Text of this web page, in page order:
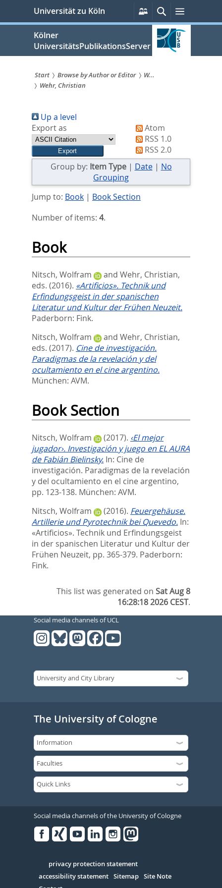
springen
Universität zu Köln
Persönliche
Services
SucheMenü
Kölner
UniversitätsPublikationsServer
Sie
sind
hier:
Start Browse by Author or Editor
W...
Wehr, Christian
Up a level
Export as
Atom
RSS 1.0
RSS 2.0
Group by: Item Type| Date| No
Grouping
Jump to: Book| Book Section
Number of items: 4.
Book
Nitsch, Wolfram and Wehr, Christian,
eds. (2016). «Artificios». Technik und
Erfindungsgeist in der spanischen
Literatur und Kultur der Frühen Neuzeit.
Paderborn: Fink.
Nitsch, Wolfram
and Wehr, Christian,
eds. (2017). Cine de investigación.
Paradigmas de la revelación y del
ocultamiento en el cine argentino.
München: AVM.
Book Section
Nitsch, Wolfram (2017). ‹El mejor
jugador›. Investigación y juego en EL AURA
de Fabián Bielinsky. In: Cine de
investigación. Paradigmas de la revelación
y del ocultamiento en el cine argentino,
pp. 123-138. München: AVM.
Nitsch, Wolfram
(2016). Feuergehäuse.
Artillerie und Pyrotechnik bei Quevedo. In:
«Artificios». Technik und Erfindungsgeist
in der spanischen Literatur und Kultur der
Frühen Neuzeit, pp. 365-379. Paderborn:
Fink.
This list was generated onSat Aug 8
16:28:18 2026 CEST.
Social media channels of UCL
The University of Cologne
Social media channels of the University of Cologne
Serivce
privacy protection statement
accessibility statement Sitemap Site Note